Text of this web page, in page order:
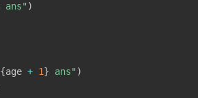
ans" )
{age + 1} ans" )